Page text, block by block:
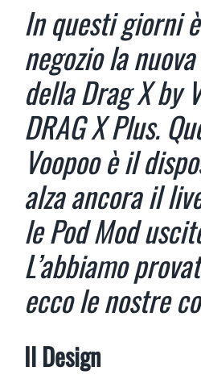
In questi giorni
negozio la
della Drag X by
DRAG X Plus.
Voopoo è il
alza ancora il
le Pod Mod
L’abbiamo
ecco le nostre
Il Design